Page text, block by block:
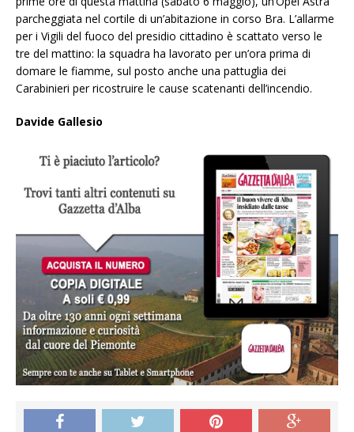
parcheggiata nel cortile di un’abitazione in corso Bra. L’allarme
per i Vigili del fuoco del presidio cittadino è scattato verso le
tre del mattino: la squadra ha lavorato per un’ora prima di
domare le fiamme, sul posto anche una pattuglia dei
Carabinieri per ricostruire le cause scatenanti dell’incendio.
Davide Gallesio